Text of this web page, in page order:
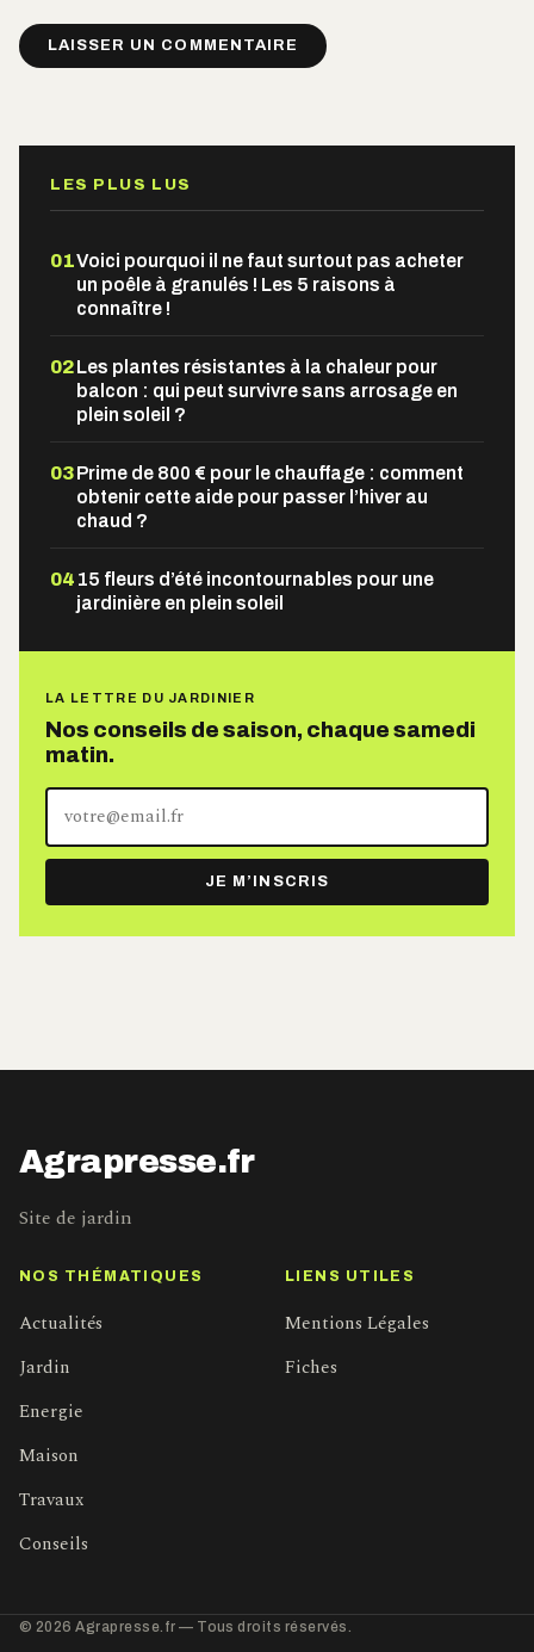
LES PLUS LUS
01Voici pourquoi il ne faut surtout pas acheter
un poêle à granulés ! Les 5 raisons à
connaître !
02Les plantes résistantes à la chaleur pour
balcon : qui peut survivre sans arrosage en
plein soleil ?
03Prime de 800 € pour le chauffage : comment
obtenir cette aide pour passer l’hiver au
chaud ?
04 15 fleurs d’été incontournables pour une
jardinière en plein soleil
LA LETTRE DU JARDINIER
Nos conseils de saison, chaque samedi
matin.
Votre
adresse
e-
mail
JE M’INSCRIS
Agrapresse.fr
Site de jardin
NOS THÉMATIQUES
Actualités
Jardin
Energie
Maison
Travaux
Conseils
LIENS UTILES
Mentions Légales
Fiches
© 2026 Agrapresse.fr — Tous droits réservés.